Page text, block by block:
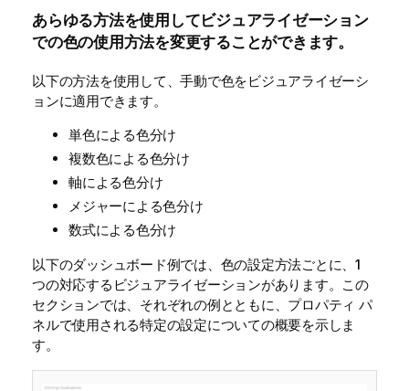
あらゆる方法を使用してビジュアライゼーション
での色の使用方法を変更することができます。
以下の方法を使用して、手動で色をビジュアライゼーシ
ョンに適用できます。
単色による色分け
複数色による色分け
軸による色分け
メジャーによる色分け
数式による色分け
以下のダッシュボード例では、色の設定方法ごとに、1
つの対応するビジュアライゼーションがあります。この
セクションでは、それぞれの例とともに、プロパティ パ
ネルで使用される特定の設定についての概要を示しま
す。